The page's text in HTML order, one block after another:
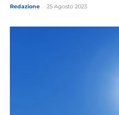
Redazione 25 Agosto 2023